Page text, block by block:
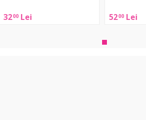
3200 Lei
Hall
5200 Lei
Hall
Mic